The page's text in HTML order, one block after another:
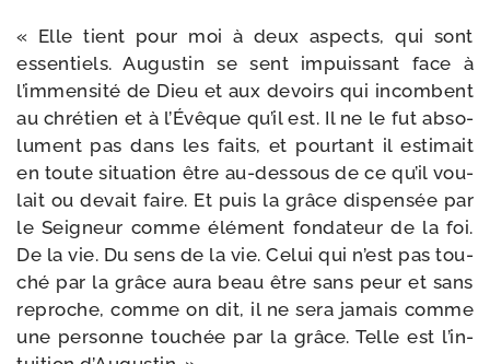
« Elle tient pour moi à deux aspects, qui sont
essen­tiels. Augustin se sent impuis­sant face à
l’im­men­si­té de Dieu et aux devoirs qui incombent
au chré­tien et à l’Évêque qu’il est. Il ne le fut abso­
lu­ment pas dans les faits, et pour­tant il esti­mait
en toute situa­tion être au-​dessous de ce qu’il vou­
lait ou devait faire. Et puis la grâce dis­pen­sée par
le Seigneur comme élé­ment fon­da­teur de la foi.
De la vie. Du sens de la vie. Celui qui n’est pas tou­
ché par la grâce aura beau être sans peur et sans
reproche, comme on dit, il ne sera jamais comme
une per­sonne tou­chée par la grâce. Telle est l’in­